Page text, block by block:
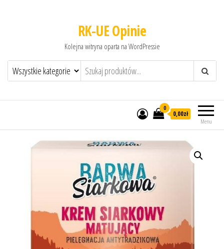
RK-UE Opinie
Kolejna witryna oparta na WordPressie
Menu
0
0,00zł